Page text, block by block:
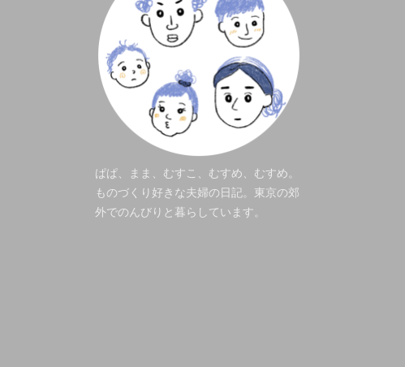
ぱぱ、まま、むすこ、むすめ、むすめ。
ものづくり好きな夫婦の日記。東京の郊
外でのんびりと暮らしています。